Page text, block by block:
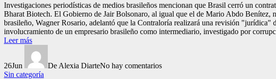
Investigaciones periodísticas de medios brasileños mencionan que Brasil cerró un
Bharat Biotech. El Gobierno de Jair Bolsonaro, al igual que el de Mario Abdo
brasileño, Wagner Rosario, adelantó que la Contraloría realizará una revisión "jurídica"
involucramiento de un empresario brasileño como intermediario, investigado por
Leer más
26Jun De Alexia DiarteNo hay comentarios
Sin categoría